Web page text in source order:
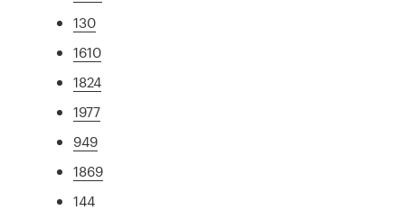
130
1610
1824
1977
949
1869
144